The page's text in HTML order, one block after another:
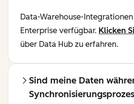
Data-Warehouse-
Enterprise verfügbar. Klicken
über Data Hub zu erfahren.
Sind meine Daten